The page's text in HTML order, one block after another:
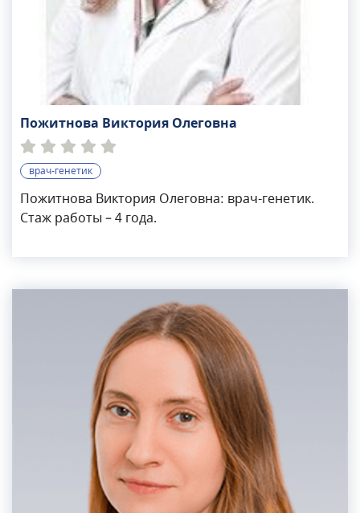
Пожитнова Виктория Олеговна
врач-генетик
Пожитнова Виктория Олеговна: врач-генетик.
Стаж работы – 4 года.